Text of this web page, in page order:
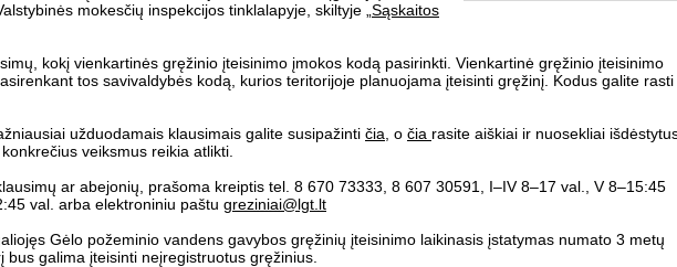
mokesčių inspekcijos tinklalapyje, skiltyje „ Sąskaitos
kokį vienkartinės gręžinio įteisinimo įmokos kodą pasirinkti. Vienkartinė gręžinio įteisinimo
tos savivaldybės kodą, kurios teritorijoje planuojama įteisinti gręžinį. Kodus galite rasti
užduodamais klausimais galite susipažinti čia , o čia rasite aiškiai ir nuosekliai
veiksmus reikia atlikti.
ar abejonių, prašoma kreiptis tel. 8 670 73333, 8 607 30591, I–IV 8–17 val., V 8–15:45
val. arba elektroniniu paštu greziniai@lgt.lt
Gėlo požeminio vandens gavybos gręžinių įteisinimo laikinasis įstatymas numato 3 metų
bus galima įteisinti neįregistruotus gręžinius.